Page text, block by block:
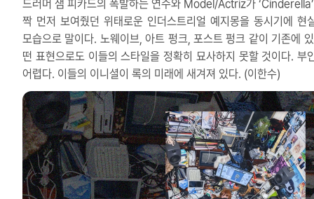
드러머 샘 피카드의 폭발하는 연주와 Model/Actriz가
짝 먼저 보여줬던 위태로운 인더스트리얼 예지몽을 동시기에 현
모습으로 말이다. 노웨이브, 아트 펑크, 포스트 펑크 같이 기존에
떤 표현으로도 이들의 스타일을 정확히 묘사하지 못할 것이다. 부
어렵다. 이들의 이니셜이 록의 미래에 새겨져 있다. (이한수)